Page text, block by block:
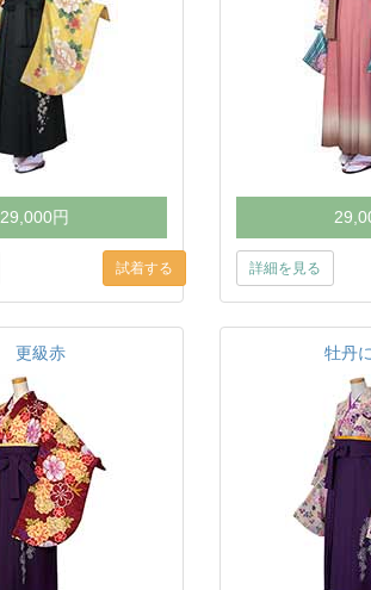
29,000円
詳細を見る
更級赤 牡丹